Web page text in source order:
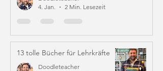
4. Jan.
2 Min. Lesezeit
13 tolle Bücher für Lehrkräfte
Doodleteacher